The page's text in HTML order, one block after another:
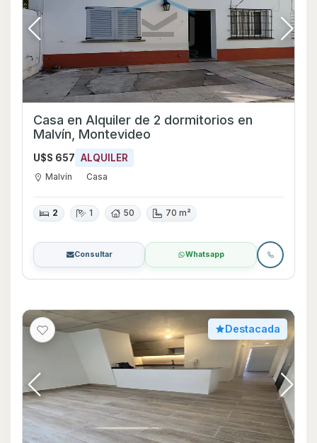
Casa en Alquiler de 2 dormitorios en
Malvín, Montevideo
U$S 657 ALQUILER
Malvín Casa
2 1 50 70 m²
Consultar Whatsapp
Destacada